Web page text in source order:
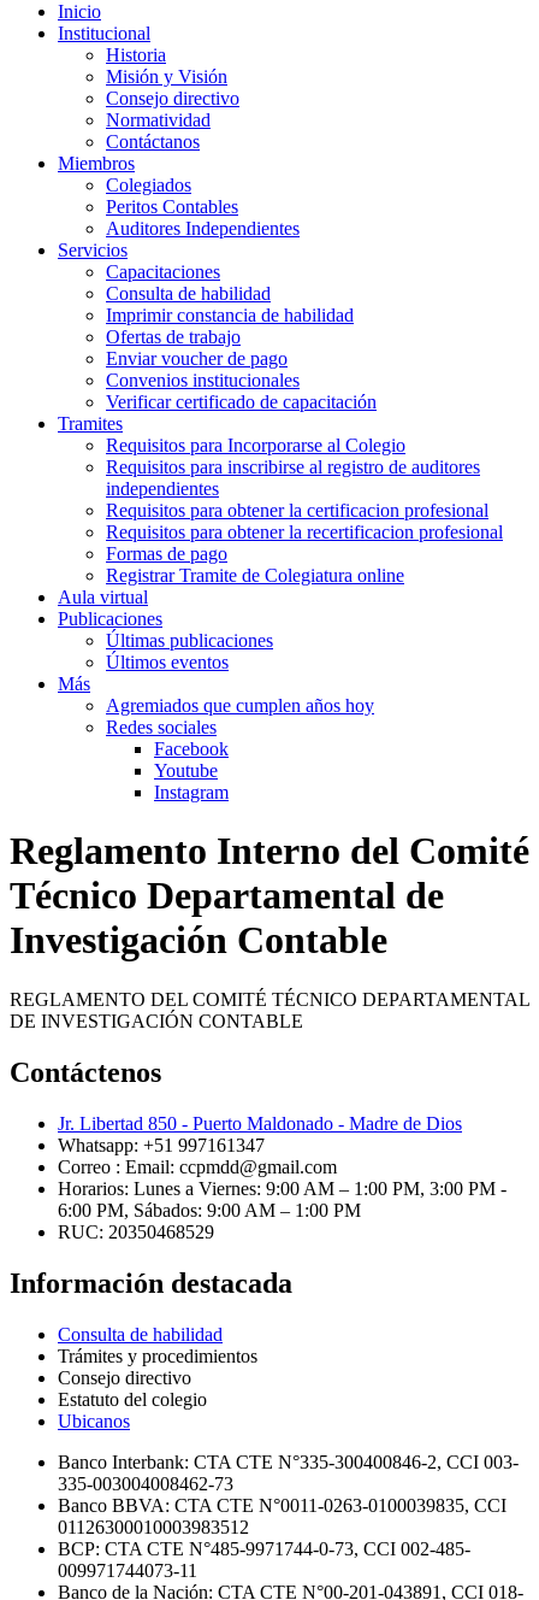
Inicio
Institucional
Historia
Misión y Visión
Consejo directivo
Normatividad
Contáctanos
Miembros
Colegiados
Peritos Contables
Auditores Independientes
Servicios
Capacitaciones
Consulta de habilidad
Imprimir constancia de habilidad
Ofertas de trabajo
Enviar voucher de pago
Convenios institucionales
Verificar certificado de capacitación
Tramites
Requisitos para Incorporarse al Colegio
Requisitos para inscribirse al registro de auditores
independientes
Requisitos para obtener la certificacion profesional
Requisitos para obtener la recertificacion profesional
Formas de pago
Registrar Tramite de Colegiatura online
Aula virtual
Publicaciones
Últimas publicaciones
Últimos eventos
Más
Agremiados que cumplen años hoy
Redes sociales
Facebook
Youtube
Instagram
Reglamento Interno del Comité
Técnico Departamental de
Investigación Contable
REGLAMENTO DEL COMITÉ TÉCNICO DEPARTAMENTAL
DE INVESTIGACIÓN CONTABLE
Contáctenos
Jr. Libertad 850 - Puerto Maldonado - Madre de Dios
Whatsapp: +51 997161347
Correo : Email: ccpmdd@gmail.com
Horarios: Lunes a Viernes: 9:00 AM – 1:00 PM, 3:00 PM -
6:00 PM, Sábados: 9:00 AM – 1:00 PM
RUC: 20350468529
Información destacada
Consulta de habilidad
Trámites y procedimientos
Consejo directivo
Estatuto del colegio
Ubicanos
Banco Interbank: CTA CTE N°335-300400846-2, CCI 003-
335-003004008462-73
Banco BBVA: CTA CTE N°0011-0263-0100039835, CCI
01126300010003983512
BCP: CTA CTE N°485-9971744-0-73, CCI 002-485-
009971744073-11
Banco de la Nación: CTA CTE N°00-201-043891, CCI 018-